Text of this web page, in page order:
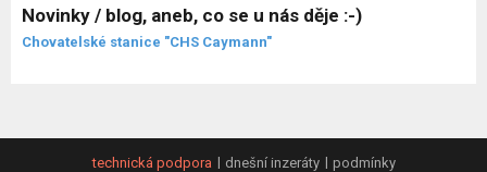
Novinky / blog, aneb, co se u nás děje :-)
Chovatelské stanice "CHS Caymann"
technická podpora dnešní inzeráty podmínky